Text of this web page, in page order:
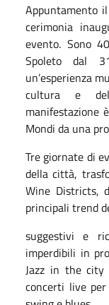
Appuntamento
cerimonia
evento. Sono
Spoleto dal
un’esperienza
cultura e
manifestazione
Mondi da una
Tre giornate di
della città,
Wine Districts,
principali trend
suggestivi e
imperdibili in
Jazz in the city
concerti live